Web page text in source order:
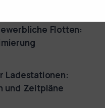
Flotten:
Ladestationen:
und Zeitpläne